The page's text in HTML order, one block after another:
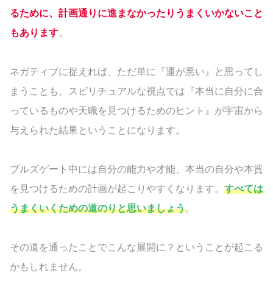
るために、計画通りに進まなかったりうまくいかないこと
もあります。
ネガティブに捉えれば、ただ単に『運が悪い』と思ってし
まうことも、スピリチュアルな視点では『本当に自分に合
っているものや天職を見つけるためのヒント』が宇宙から
与えられた結果ということになります。
ブルズゲート中には自分の能力や才能、本当の自分や本質
を見つけるための計画が起こりやすくなります。 すべては
うまくいくための道のりと思いましょう。
その道を通ったことでこんな展開に？ということが起こる
かもしれません。